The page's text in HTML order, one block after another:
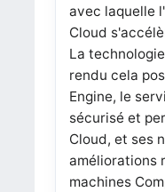
avec laquelle
Cloud
La
rendu cela
Engine, le
sécurisé et
Cloud, et ses
améliorations
machines